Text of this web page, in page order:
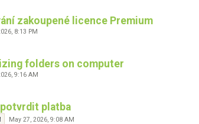
zakoupené licence Premium
8:13 PM
folders on computer
9:16 AM
platba
May 27, 2026, 9:08 AM